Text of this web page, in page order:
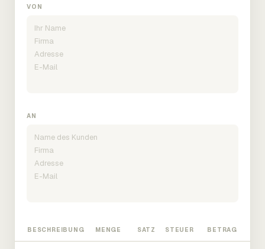
VON
AN
BESCHREIBUNG MENGE SATZ STEUER BETRAG